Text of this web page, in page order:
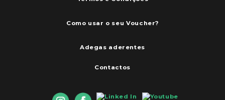
Como usar o seu Voucher?
Adegas aderentes
Contactos